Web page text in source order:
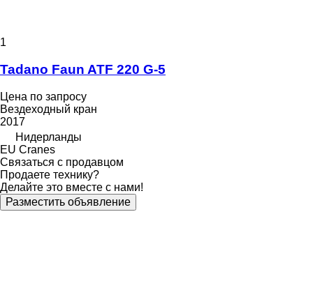
1
Tadano Faun ATF 220 G-5
Цена по запросу
Вездеходный кран
2017
Нидерланды
EU Cranes
Связаться с продавцом
Продаете технику?
Делайте это вместе с нами!
Разместить объявление